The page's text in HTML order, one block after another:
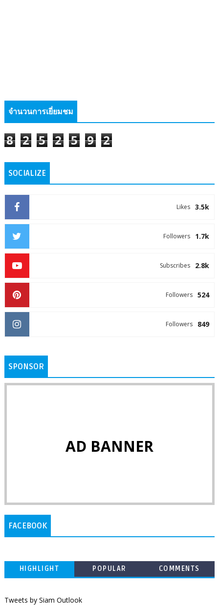
จำนวนการเยี่ยมชม
8 2 5 2 5 9 2
SOCIALIZE
3.5k
Likes
1.7k
Followers
2.8k
Subscribes
524
Followers
849
Followers
SPONSOR
AD BANNER
FACEBOOK
HIGHLIGHT POPULAR COMMENTS
Tweets by Siam Outlook